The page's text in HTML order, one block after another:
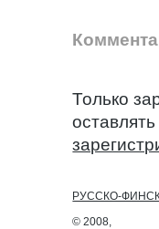
Только
РУССКО-
© 2008,